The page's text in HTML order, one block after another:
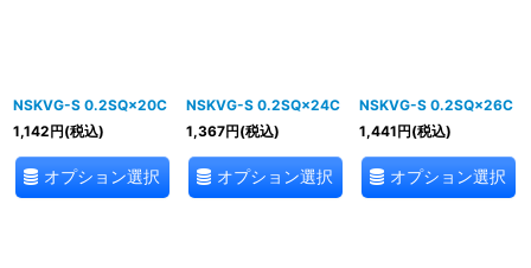
NSKVG-S 0.2SQ×20C
1,142円(税込)
オプション選択
NSKVG-S 0.2SQ×24C
1,367円(税込)
オプション選択
NSKVG-S 0.2SQ×26C
1,441円(税込)
オプション選択